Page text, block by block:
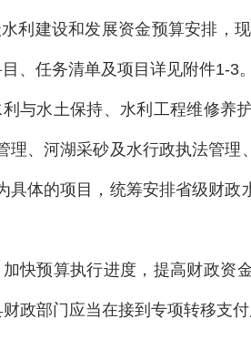
利建设和发展资金预算安排，
、任务清单及项目详见附件1-3
与水土保持、水利工程维修养
、河湖采砂及水行政执法管理
具体的项目，统筹安排省级财政
快预算执行进度，提高财政资
政部门应当在接到专项转移支